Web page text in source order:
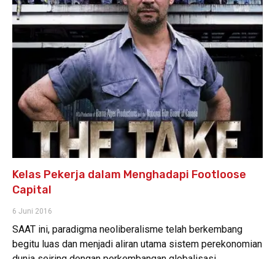
Kelas Pekerja dalam Menghadapi Footloose
Capital
6 Juni 2016
SAAT ini, paradigma neoliberalisme telah berkembang
begitu luas dan menjadi aliran utama sistem perekonomian